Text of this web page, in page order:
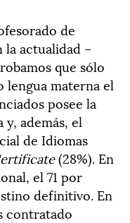
de
la actualidad –
que sólo
materna el
posee la
además, el
de Idiomas
(28%). En
el 71 por
definitivo. En
contratado